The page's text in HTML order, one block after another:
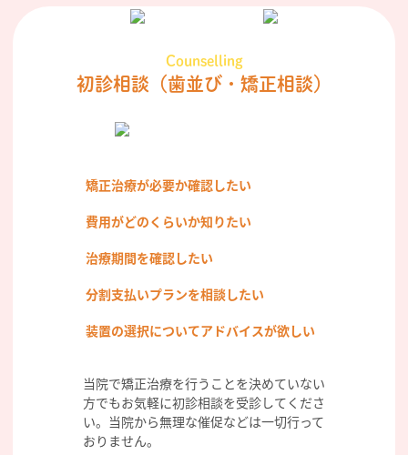
Counselling
初診相談 （歯並び・矯正相談）
矯正治療が必要か確認したい
費用がどのくらいか知りたい
治療期間を確認したい
分割支払いプランを相談したい
装置の選択についてアドバイスが欲しい
当院で矯正治療を行うことを決めていない
方でもお気軽に初診相談を受診してくださ
い。当院から無理な催促などは一切行って
おりません。